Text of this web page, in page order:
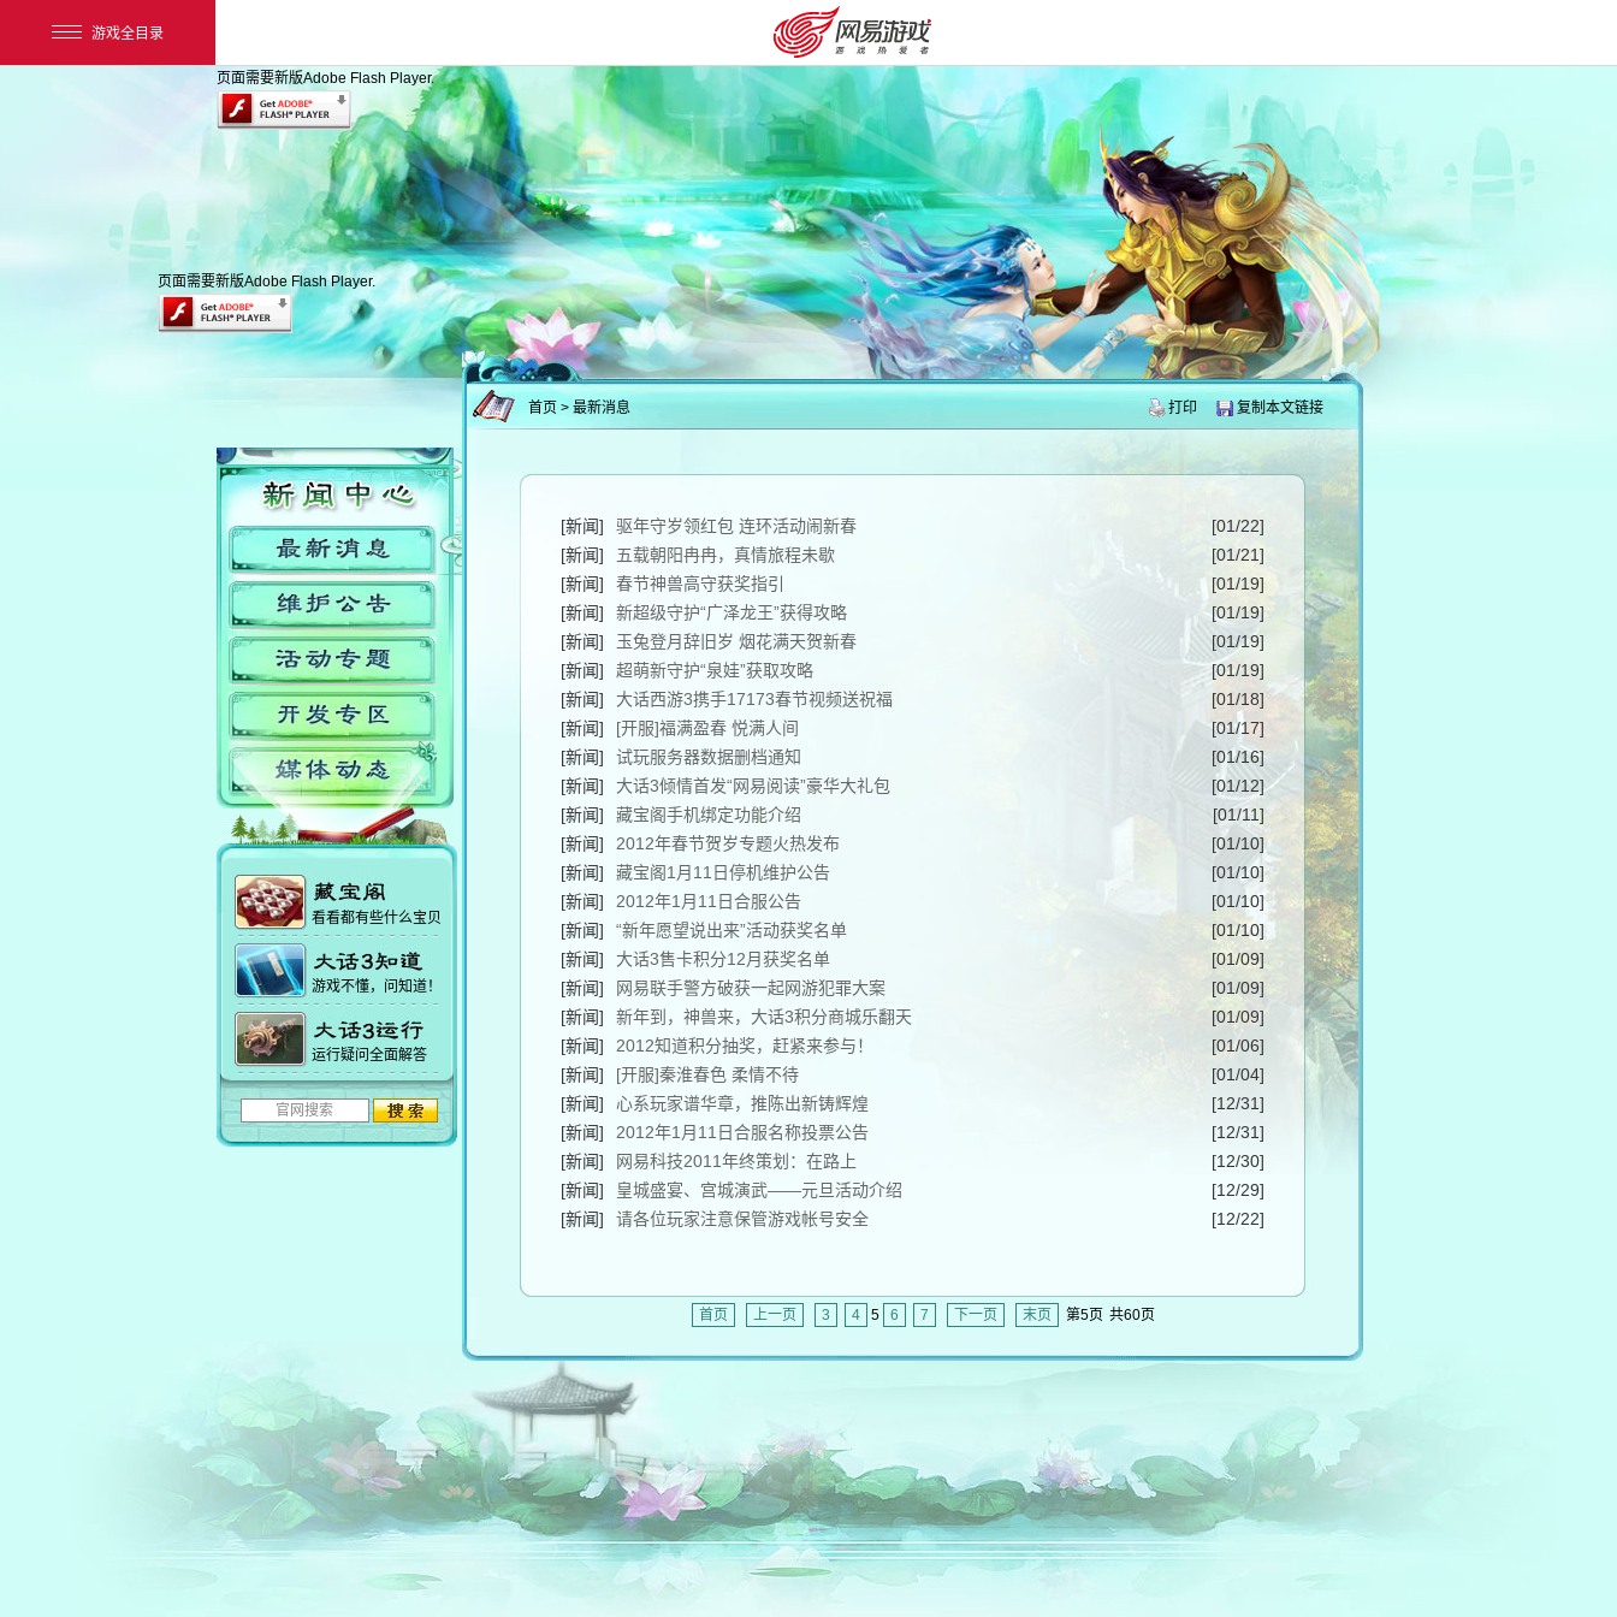
游戏全目录
网易游戏
游戏爱好者
页面需要新版Adobe Flash Player.
页面需要新版Adobe Flash Player.
看看都有些什么宝贝
游戏不懂，问知道！
运行疑问全面解答
打印 复制本文链接
首页 > 最新消息
[01/22]
[新闻]
驱年守岁领红包 连环活动闹新春
[01/21]
[新闻]
五载朝阳冉冉，真情旅程未歇
[01/19]
[新闻]
春节神兽高守获奖指引
[01/19]
[新闻]
新超级守护“广泽龙王”获得攻略
[01/19]
[新闻]
玉兔登月辞旧岁 烟花满天贺新春
[01/19]
[新闻]
超萌新守护“泉娃”获取攻略
[01/18]
[新闻]
大话西游3携手17173春节视频送祝福
[01/17]
[新闻]
[开服]福满盈春 悦满人间
[01/16]
[新闻]
试玩服务器数据删档通知
[01/12]
[新闻]
大话3倾情首发“网易阅读”豪华大礼包
[01/11]
[新闻]
藏宝阁手机绑定功能介绍
[01/10]
[新闻]
2012年春节贺岁专题火热发布
[01/10]
[新闻]
藏宝阁1月11日停机维护公告
[01/10]
[新闻]
2012年1月11日合服公告
[01/10]
[新闻]
“新年愿望说出来”活动获奖名单
[01/09]
[新闻]
大话3售卡积分12月获奖名单
[01/09]
[新闻]
网易联手警方破获一起网游犯罪大案
[01/09]
[新闻]
新年到，神兽来，大话3积分商城乐翻天
[01/06]
[新闻]
2012知道积分抽奖，赶紧来参与！
[01/04]
[新闻]
[开服]秦淮春色 柔情不待
[12/31]
[新闻]
心系玩家谱华章，推陈出新铸辉煌
[12/31]
[新闻]
2012年1月11日合服名称投票公告
[12/30]
[新闻]
网易科技2011年终策划：在路上
[12/29]
[新闻]
皇城盛宴、宫城演武——元旦活动介绍
[12/22]
[新闻] 请各位玩家注意保管游戏帐号安全
首页 上一页 3 4 5 6 7 下一页 末页 第5页 共60页